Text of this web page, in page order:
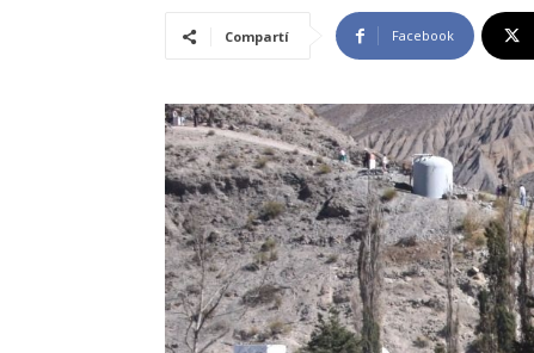
Compartí Facebook